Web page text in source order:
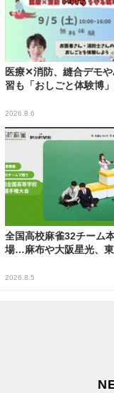
医療✕消防、縫合デモ
習も「おしごと体験博
2026.8.6
全国高校麻雀32チーム
場…麻布や大阪星光、
2026.8.5